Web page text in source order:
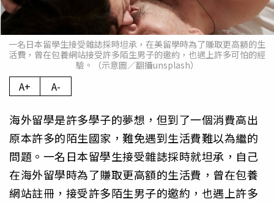
一名日本留學生接受雜誌採時坦承，在美留學時為了賺取更高額的生
活費，曾在包養網站接受許多陌生男子的邀約，也遇上許多可怕的經
驗。（示意圖／翻攝unsplash）
A+ A-
海外留學是許多學子的夢想，但到了一個消費高出
原本許多的陌生國家，難免遇到生活費難以為繼的
問題。一名日本留學生接受雜誌採時就坦承，自己
在海外留學時為了賺取更高額的生活費，曾在包養
網站註冊，接受許多陌生男子的邀約，也遇上許多